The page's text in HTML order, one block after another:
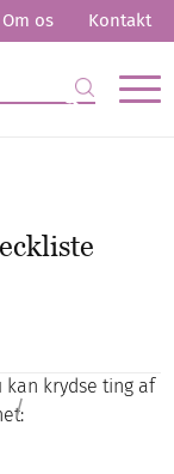
Om os Kontakt
krydse ting af
/